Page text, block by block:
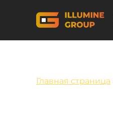
Главная страница